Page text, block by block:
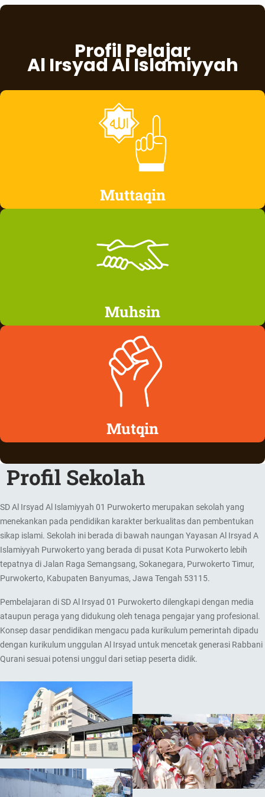
Profil Pelajar
Al Irsyad Al Islamiyyah
Muttaqin
Muhsin
Mutqin
Profil Sekolah
SD Al Irsyad Al Islamiyyah 01 Purwokerto merupakan sekolah yang
menekankan pada pendidikan karakter berkualitas dan pembentukan
sikap islami. Sekolah ini berada di bawah naungan Yayasan Al Irsyad A
Islamiyyah Purwokerto yang berada di pusat Kota Purwokerto lebih
tepatnya di Jalan Raga Semangsang, Sokanegara, Purwokerto Timur,
Purwokerto, Kabupaten Banyumas, Jawa Tengah 53115.
Pembelajaran di SD Al Irsyad 01 Purwokerto dilengkapi dengan media
ataupun peraga yang didukung oleh tenaga pengajar yang profesional.
Konsep dasar pendidikan mengacu pada kurikulum pemerintah dipadu
dengan kurikulum unggulan Al Irsyad untuk mencetak generasi Rabbani
Qurani sesuai potensi unggul dari setiap peserta didik.